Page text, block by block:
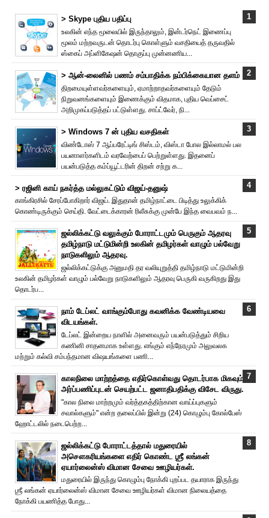
> Skype புதிய பதிப்பு
உலகின் எந்த மூலையில் இருந்தாலும், இன்டர்நெட் இணைப்பு
மூலம் மற்றவருடன் தொடர்பு கொள்ளும் வசதியைத் தருவதில்
ஸ்கைப் அப்ளிகேஷன் தொகுப்பு முன்னணிய...
> ஆன்-லைனில் பணம் சம்பாதிக்க நம்பிக்கையான தளம்
திறமையுள்ளவர்களையும், ஏமாற்றாதவர்களையும் தேடும்
நிறுவனங்களையும் இணைக்கும் விதமாக, புதிய வெப்சைட்
அறிமுகப்படுத்தப் பட்டுள்ளது. சாப்ட்வேர், நி...
> Windows 7 ன் புதிய வசதிகள்
விண்டோஸ் 7 ஆப்பரேட்டிங் சிஸ்டம், விஸ்டா போல இல்லாமல் பல
பயனாளர்களிடம் வரவேற்பைப் பெற்றுள்ளது. இதனைப்
பயன்படுத்த கம்ப்யூட்டரின் திறன் சற்று க...
> ரஜினி காய் நகர்த்த மல்லுகட்டும் விஜய்-தனுஷ்
காங்கிரசில் சேரப்போகிறார் விஜய். இதுதான் தமிழ்நாட்டை பிடித்து உலுக்கிக்
கொண்டிருக்கும் செய்தி. வேட்டைக்காரன் ரிலீசுக்கு முன்பே இந்த வைபவம் ந...
ஜல்லிக்கட்டு வலுக்கும் போராட்டமும் பெருகும் ஆதரவு
தமிழ்நாடு மட்டுமின்றி உலகின் தமிழர்கள் வாழும் பல்வேறு
நாடுகளிலும் ஆதரவு.
ஜல்லிக்கட்டுக்கு அனுமதி தர வலியுறுத்தி தமிழ்நாடு மட்டுமின்றி
உலகின் தமிழர்கள் வாழும் பல்வேறு நாடுகளிலும் ஆதரவு பெருகி வருகிறது இது
தொடர்ப...
நாம் டேப்லட் வாங்கும்போது கவனிக்க வேண்டியவை
விடயங்கள்.
டேப்லட் இன்றைய நாளில் அனைவரும் பயன்படுத்தும் சிறிய
கணினி சாதனமாக உள்ளது. எங்கும் எந்நேரமும் அலுவலக
மற்றும் கல்வி சம்பந்தமான விஷயங்களை பணி...
காலநிலை மாற்றத்தை எதிர்கொள்வது தொடர்பாக மிகவும்
அர்ப்பணிப்புடன் செயற்பட்ட ஜனாதிபதிக்கு விசேட விருது.
"கால நிலை மாற்றமும் வர்த்தகத்திற்கான வாய்ப்புகளும்
சவால்களும்" என்ற தலைப்பில் இன்று (24) கொழும்பு கோல்பேஸ்
ஹோட்டலில் நடைபெற்ற...
ஜல்லிக்கட்டு போராட்டத்தால் மதுரையில்
அசௌகரியங்களை எதிர் கொண்ட ஶ்ரீ லங்கன்
ஏயார்லைன்ஸ் விமான சேவை ஊழியர்கள்.
மதுரையில் இருந்து கொழும்பு நோக்கி புறப்பட தயாராக இருந்து
ஶ்ரீ லங்கன் ஏயார்லைன்ஸ் விமான சேவை ஊழியர்கள் விமான நிலையத்தை
நோக்கி பயணித்த போது...